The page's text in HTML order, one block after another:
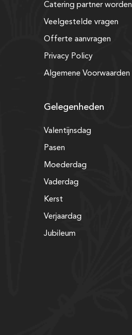
Catering partner worden
Veelgestelde vragen
Offerte aanvragen
Privacy Policy
Algemene Voorwaarden
Gelegenheden
Valentijnsdag
Pasen
Moederdag
Vaderdag
Kerst
Verjaardag
Jubileum